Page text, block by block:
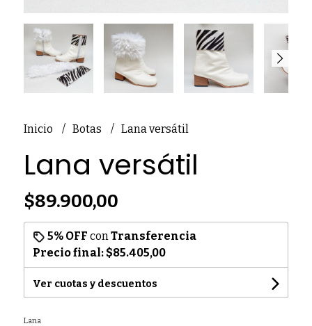
Inicio Botas Lana versátil
Lana versátil
$89.900,00
5% OFF con Transferencia
Precio final: $85.405,00
Ver cuotas y descuentos
Lana